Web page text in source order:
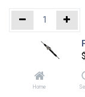
$
Home
Añadir
Agregar a la